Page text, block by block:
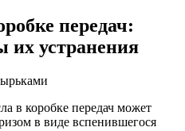
передач:
их устранения
в коробке передач может
в виде вспенившегося